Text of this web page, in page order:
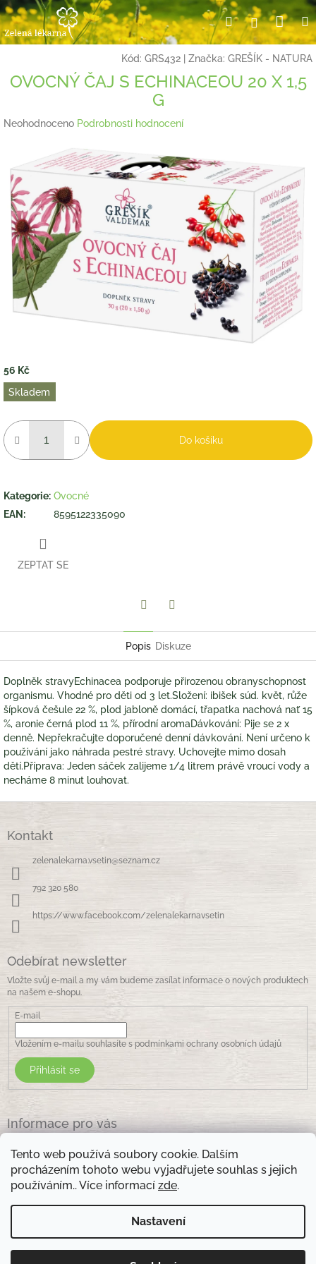
Tento web používá soubory cookie. Dalším
procházením tohoto webu vyjadřujete souhlas s jejich
používáním.. Více informací zde.
Nastavení
Přejít
na
obsah
HledatPřihlášení
Kód: GRS432 Značka: GREŠÍK - NATURA
OVOCNÝ ČAJ S ECHINACEOU 20 X 1,5
G
Průměrné
0,0
hvězdiček.
Neohodnoceno Podrobnosti hodnocení
56 Kč
Měrná
cena:
Skladem
Do košíku
Kategorie: Ovocné
EAN : 8595122335090
ZEPTAT SE
Popis Diskuze
Doplněk stravyEchinacea podporuje přirozenou obranyschopnost
organismu. Vhodné pro děti od 3 let.Složení: ibišek súd. květ, růže
šípková češule 22 %, plod jabloně domácí, třapatka nachová nať 15
%, aronie černá plod 11 %, přírodní aromaDávkování: Pije se 2 x
denně. Nepřekračujte doporučené denní dávkování. Není určeno k
používání jako náhrada pestré stravy. Uchovejte mimo dosah
dětí.Příprava: Jeden sáček zalijeme 1/4 litrem právě vroucí vody a
necháme 8 minut louhovat.
Kontakt
zelenalekarna.vsetin@seznam.cz
792 320 580
https://www.facebook.com/zelenalekarnavsetin
Odebírat newsletter
Vložte svůj e-mail a my vám budeme zasílat informace o nových produktech
na našem e-shopu.
E-mail
Vložením e-mailu souhlasíte s podmínkami ochrany osobních údajů
Přihlásit se
Informace pro vás
Obchodní podmínky
Podmínky ochrany osobních údajů
Kontakty
Otevírací doba prodejny: pondělí - pátek - 8.30 -17.00 , sobota 9.00-11 .00